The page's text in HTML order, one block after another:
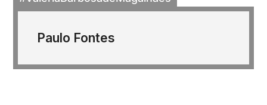
Paulo Fontes